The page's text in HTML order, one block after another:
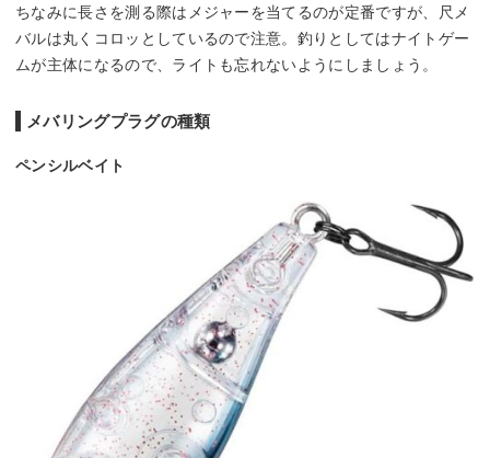
ちなみに長さを測る際はメジャーを当てるのが定番ですが、尺メ
バルは丸くコロッとしているので注意。釣りとしてはナイトゲー
ムが主体になるので、ライトも忘れないようにしましょう。
メバリングプラグの種類
ペンシルベイト